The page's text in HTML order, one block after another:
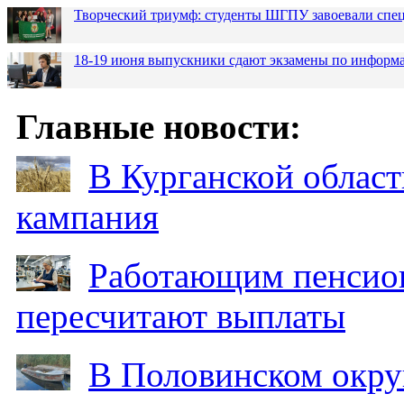
Творческий триумф: студенты ШГПУ завоевали
18-19 июня выпускники сдают экзамены по
Главные новости:
В Курганской
кампания
Работающим
пересчитают выплаты
В Половинском